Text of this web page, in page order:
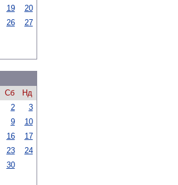
19
20
26
27
Сб
Нд
2
3
9
10
16
17
23
24
30